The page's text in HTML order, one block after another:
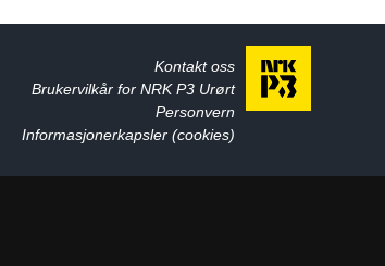
Kontakt oss
Brukervilkår for NRK P3 Urørt
Personvern
Informasjonerkapsler (cookies)